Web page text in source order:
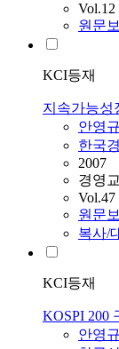
Vol.12
원문보
KCI등재
지속가능성
안영규
한국
2007
경영
Vol.47
원문보
복사/
KCI등재
KOSPI 200
안영규